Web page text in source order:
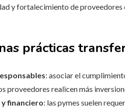
y fortalecimiento de
prácticas
: asociar el
proveedores realicen más
financiero: las pymes suelen